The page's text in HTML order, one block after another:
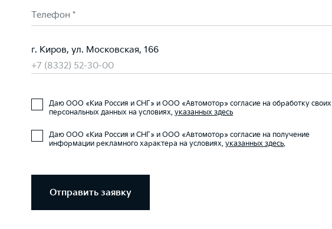
Телефон *
г. Киров, ул. Московская, 166
+7 (8332) 52-30-00
Даю ООО «Киа Россия и СНГ» и ООО «Автомотор» согласие на обработку своих
персональных данных на условиях, указанных здесь
Даю ООО «Киа Россия и СНГ» и ООО «Автомотор» согласие на получение
информации рекламного характера на условиях, указанных здесь.
Отправить заявку